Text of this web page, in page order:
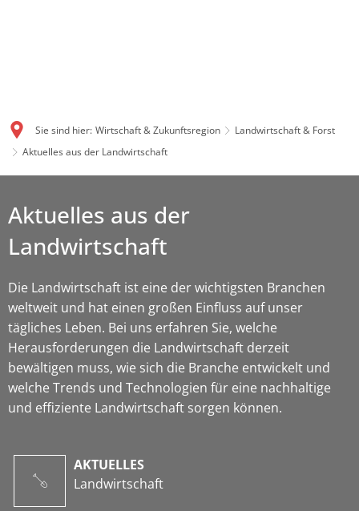
Sie sind hier: Wirtschaft & Zukunftsregion
Landwirtschaft & Forst
Aktuelles aus der Landwirtschaft
Aktuelles aus der
Landwirtschaft
Die Landwirtschaft ist eine der wichtigsten Branchen
weltweit und hat einen großen Einfluss auf unser
tägliches Leben. Bei uns erfahren Sie, welche
Herausforderungen die Landwirtschaft derzeit
bewältigen muss, wie sich die Branche entwickelt und
welche Trends und Technologien für eine nachhaltige
und effiziente Landwirtschaft sorgen können.
AKTUELLES
Landwirtschaft